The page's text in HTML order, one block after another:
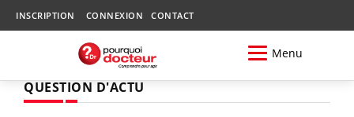
INSCRIPTION CONNEXION CONTACT
Menu
QUESTION D'ACTU